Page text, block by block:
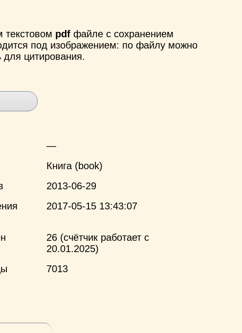
текстовом pdf файле с сохранением
под изображением: по файлу можно
для цитирования.
—
Книга (book)
2013-06-29
2017-05-15 13:43:07
26 (счётчик работает с
20.01.2025)
7013